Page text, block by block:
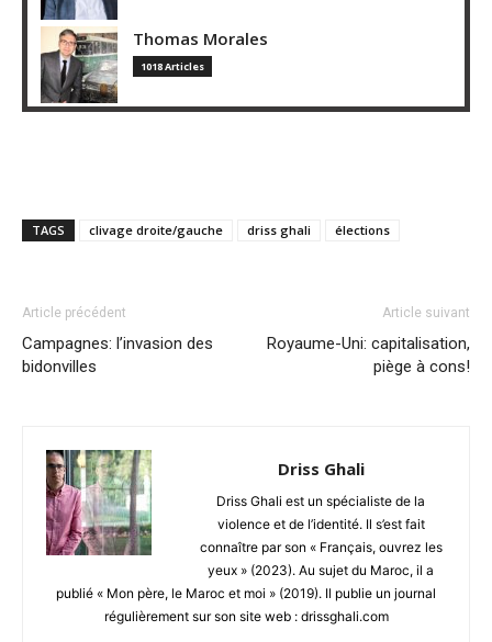
Thomas Morales
1018 Articles
TAGS clivage droite/gauche driss ghali élections
Article précédent
Campagnes: l’invasion des
bidonvilles
Article suivant
Royaume-Uni: capitalisation,
piège à cons!
Driss Ghali
Driss Ghali est un spécialiste de la
violence et de l’identité. Il s’est fait
connaître par son « Français, ouvrez les
yeux » (2023). Au sujet du Maroc, il a
publié « Mon père, le Maroc et moi » (2019). Il publie un journal
régulièrement sur son site web : drissghali.com